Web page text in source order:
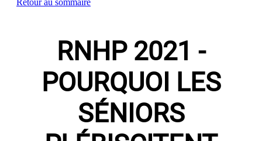
RNHP 2021 -
POURQUOI LES
SÉNIORS